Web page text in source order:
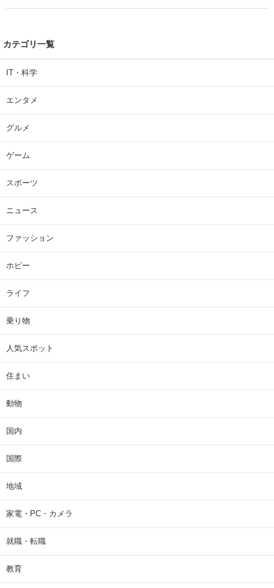
| 大学 ねとらぼリサーチ
カテゴリ一覧
IT・科学
エンタメ
グルメ
ゲーム
スポーツ
ニュース
ファッション
ホビー
ライフ
乗り物
人気スポット
住まい
動物
国内
国際
地域
家電・PC・カメラ
就職・転職
教育